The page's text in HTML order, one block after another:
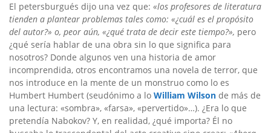
El petersburgués dijo una vez que: «los profesores de literatura
tienden a plantear problemas tales como: «¿cuál es el propósito
del autor?» o, peor aún, «¿qué trata de decir este tiempo?», pero
¿qué sería hablar de una obra sin lo que significa para
nosotros? Donde algunos ven una historia de amor
incomprendida, otros encontramos una novela de terror, que
nos introduce en la mente de un monstruo como lo es
Humbert Humbert (seudónimo a lo William Wilson de más de
una lectura: «sombra», «farsa», «pervertido»…). ¿Era lo que
pretendía Nabokov? Y, en realidad, ¿qué importa? Él no